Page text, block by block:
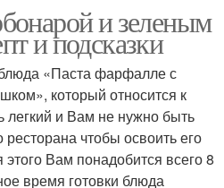
и зеленым
и подсказки
«Паста фарфалле с
который относится к
легкий и Вам не нужно быть
чтобы освоить его
Вам понадобится всего 8
время готовки блюда